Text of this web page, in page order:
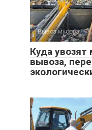
Вывоз мусора
Куда увозят
вывоза,